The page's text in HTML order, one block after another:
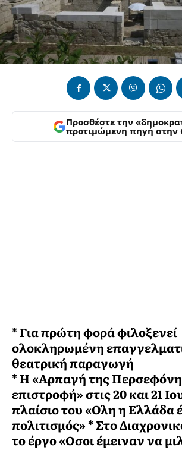
Προσθέστε την
προτιμώμενη πηγή στην
* Για πρώτη φορά φιλοξενεί
ολοκληρωμένη
θεατρική παραγωγή
* Η «Αρπαγή της
επιστροφή» στις 20 και 21
πλαίσιο του «Ολη η Ελλάδα
πολιτισμός» * Στο
το έργο «Οσοι έμειναν να